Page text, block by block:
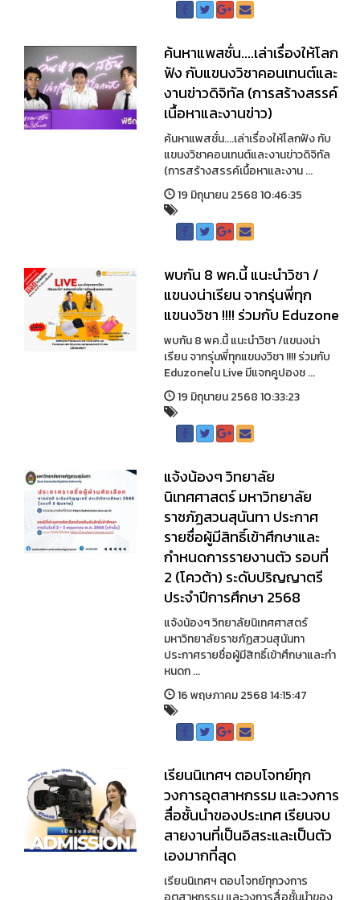
ค้นหาแพสชั่น....เล่าเรื่องให้โลก
ฟัง กับแขนงวิชาคอนเทนต์และ
งานข่าวดิจิทัล (การสร้างสรรค์
เนื้อหาและงานข่าว)
ค้นหาแพสชั่น....เล่าเรื่องให้โลกฟัง กับ
แขนงวิชาคอนเทนต์และงานข่าวดิจิทัล
(การสร้างสรรค์เนื้อหาและงาน ...
19 มิถุนายน 2568 10:46:35
พบกัน 8 พค.นี้ แนะนำวิชา /
แขนงน่าเรียน จากรุ่นพี่ทุก
แขนงวิชา !!!! ร่วมกับ Eduzone
พบกัน 8 พค.นี้ แนะนำวิชา /แขนงน่า
เรียน จากรุ่นพี่ทุกแขนงวิชา !!!! ร่วมกับ
Eduzoneใน Live มีแจกคูปองช ...
19 มิถุนายน 2568 10:33:23
แจ้งน้องๆ วิทยาลัย
นิเทศศาสตร์ มหาวิทยาลัย
ราชภัฏสวนสุนันทา ประกาศ
รายชื่อผู้มีสิทธิ์เข้าศึกษาและ
กำหนดการรายงานตัว รอบที่
2 (โควต้า) ระดับปริญญาตรี
ประจำปีการศึกษา 2568
แจ้งน้องๆ วิทยาลัยนิเทศศาสตร์
มหาวิทยาลัยราชภัฏสวนสุนันทา
ประกาศรายชื่อผู้มีสิทธิ์เข้าศึกษาและกำ
หนดก ...
16 พฤษภาคม 2568 14:15:47
เรียนนิเทศฯ ตอบโจทย์ทุก
วงการอุตสาหกรรม และวงการ
สื่อชั้นนำของประเทศ เรียนจบ
สายงานที่เป็นอิสระและเป็นตัว
เองมากที่สุด
เรียนนิเทศฯ ตอบโจทย์ทุกวงการ